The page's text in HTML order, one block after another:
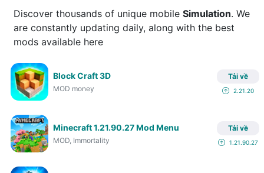
Discover thousands of unique mobile Simulation. We
are constantly updating daily, along with the best
mods available here
Block Craft 3D
MOD money
Tải về
2.21.20
Minecraft 1.21.90.27 Mod Menu
MOD, Immortality
Tải về
1.21.90.27